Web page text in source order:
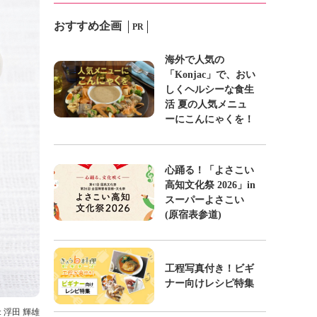
浮田 輝雄
おすすめ企画 PR
海外で人気の
「Konjac」で、おい
しくヘルシーな食生
活 夏の人気メニュ
ーにこんにゃくを！
心踊る！「よさこい
高知文化祭 2026」in
スーパーよさこい
(原宿表参道)
工程写真付き！ビギ
ナー向けレシピ特集